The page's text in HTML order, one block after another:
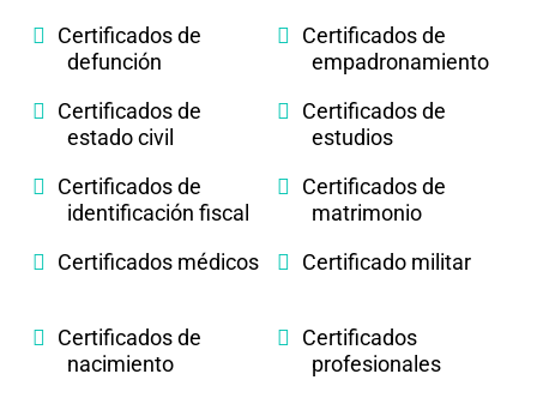
Certificados de
defunción
Certificados de
empadronamiento
Certificados de
estado civil
Certificados de
estudios
Certificados de
identificación fiscal
Certificados de
matrimonio
Certificados médicos
Certificado militar
Certificados de
nacimiento
Certificados
profesionales